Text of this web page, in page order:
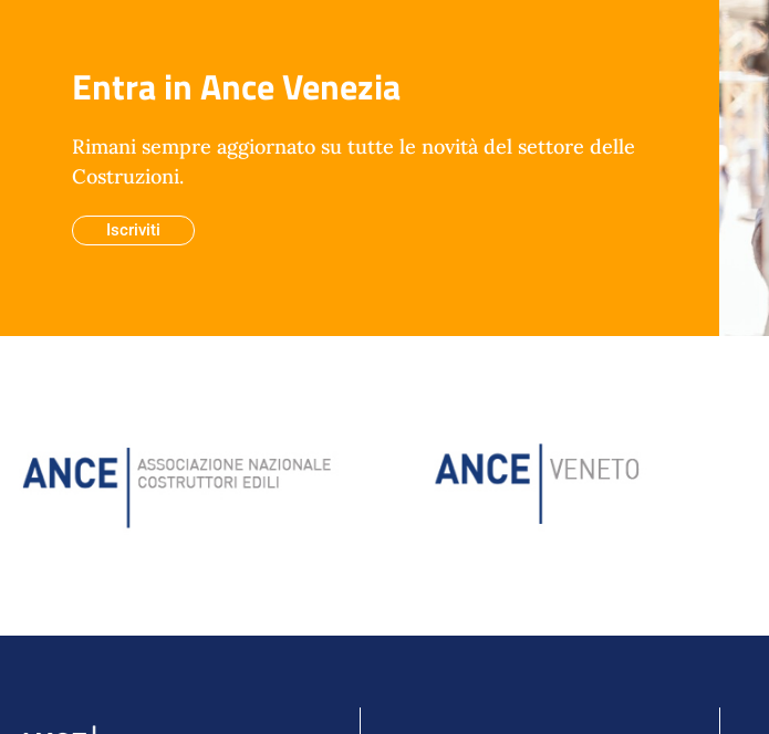
Entra in Ance Venezia
Rimani sempre aggiornato su tutte le novità del settore delle
Costruzioni.
Iscriviti